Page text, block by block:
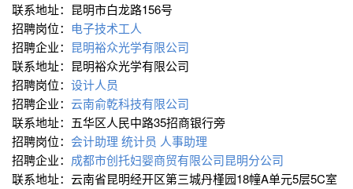
联系地址：昆明市白龙路156号
招聘岗位： 电子技术工人
招聘企业： 昆明裕众光学有限公司
联系地址：昆明裕众光学有限公司
招聘岗位： 设计人员
招聘企业： 云南俞乾科技有限公司
联系地址：五华区人民中路35招商银行旁
招聘岗位： 会计助理 统计员 人事助理
招聘企业： 成都市创托妇婴商贸有限公司昆明分公司
联系地址：云南省昆明经开区第三城丹槿园18幢A单元5层5C室